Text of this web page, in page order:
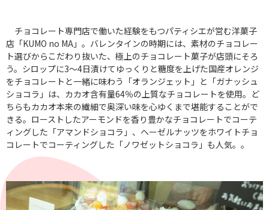
チョコレート専門店で働いた経験をもつパティシエが営む洋菓子
店「KUMO no MA」。バレンタインの時期には、素材のチョコレー
ト選びからこだわり抜いた、極上のチョコレート菓子が店頭にそろ
う。シロップに3～4日漬けてゆっくりと糖度を上げた国産オレンジ
をチョコレートと一緒に味わう「オランジェット」と「ガナッシュ
ショコラ」は、カカオ含有量64％の上質なチョコレートを使用。ど
ちらもカカオ本来の繊細で奥深い味を心ゆくまで堪能することがで
きる。ローストしたアーモンドを香り豊かなチョコレートでコーテ
ィングした「アマンドショコラ」、ヘーゼルナッツをホワイトチョ
コレートでコーティングした「ノワゼットショコラ」も人気。 。